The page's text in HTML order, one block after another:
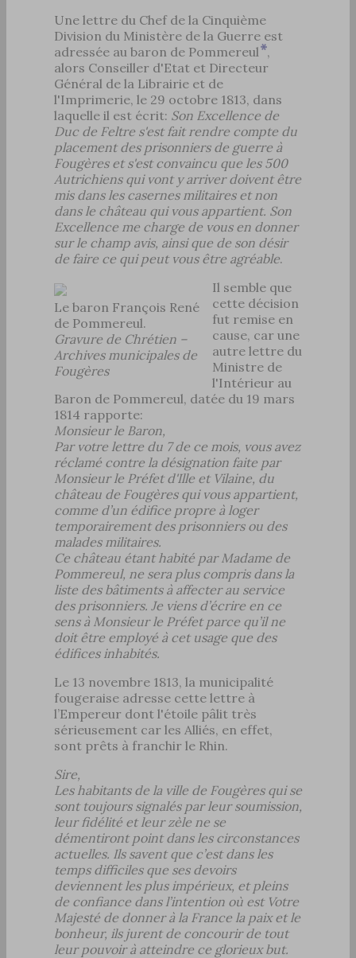
Une lettre du Chef de la Cinquième
Division du Ministère de la Guerre est
adressée au baron de Pommereul ,
alors Conseiller d'Etat et Directeur
Général de la Librairie et de
l'Imprimerie, le 29 octobre 1813, dans
laquelle il est écrit: Son Excellence de
Duc de Feltre s'est fait rendre compte du
placement des prisonniers de guerre à
Fougères et s'est convaincu que les 500
Autrichiens qui vont y arriver doivent être
mis dans les casernes militaires et non
dans le château qui vous appartient. Son
Excellence me charge de vous en donner
sur le champ avis, ainsi que de son désir
de faire ce qui peut vous être agréable.
Le baron François René
de Pommereul.
Gravure de Chrétien –
Archives municipales de
Fougères
Il semble que
cette décision
fut remise en
cause, car une
autre lettre du
Ministre de
l'Intérieur au
Baron de Pommereul, datée du 19 mars
1814 rapporte:
Monsieur le Baron,
Par votre lettre du 7 de ce mois, vous avez
réclamé contre la désignation faite par
Monsieur le Préfet d'Ille et Vilaine, du
château de Fougères qui vous appartient,
comme d’un édifice propre à loger
temporairement des prisonniers ou des
malades militaires.
Ce château étant habité par Madame de
Pommereul, ne sera plus compris dans la
liste des bâtiments à affecter au service
des prisonniers. Je viens d’écrire en ce
sens à Monsieur le Préfet parce qu’il ne
doit être employé à cet usage que des
édifices inhabités.
Le 13 novembre 1813, la municipalité
fougeraise adresse cette lettre à
l’Empereur dont l'étoile pâlit très
sérieusement car les Alliés, en effet,
sont prêts à franchir le Rhin.
Sire,
Les habitants de la ville de Fougères qui se
sont toujours signalés par leur soumission,
leur fidélité et leur zèle ne se
démentiront point dans les circonstances
actuelles. Ils savent que c’est dans les
temps difficiles que ses devoirs
deviennent les plus impérieux, et pleins
de confiance dans l’intention où est Votre
Majesté de donner à la France la paix et le
bonheur, ils jurent de concourir de tout
leur pouvoir à atteindre ce glorieux but.